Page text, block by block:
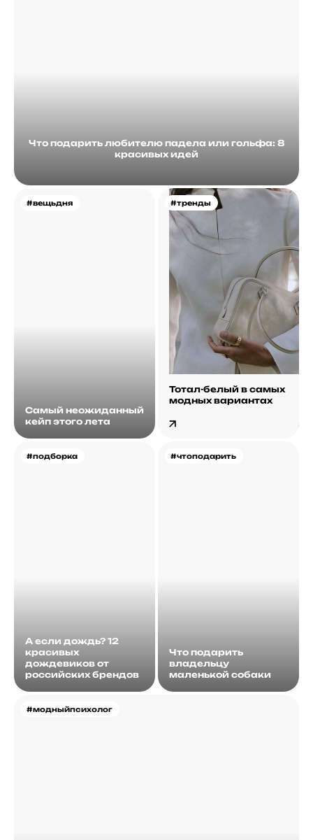
Что подарить любителю падела или гольфа: 8
красивых идей
#вещьдня
Самый неожиданный
кейп этого лета
#тренды
Тотал-белый в самых
модных вариантах
#подборка
А если дождь? 12
красивых
дождевиков от
российских брендов
#модныйпсихолог
#чтоподарить
Что подарить
владельцу
маленькой собаки